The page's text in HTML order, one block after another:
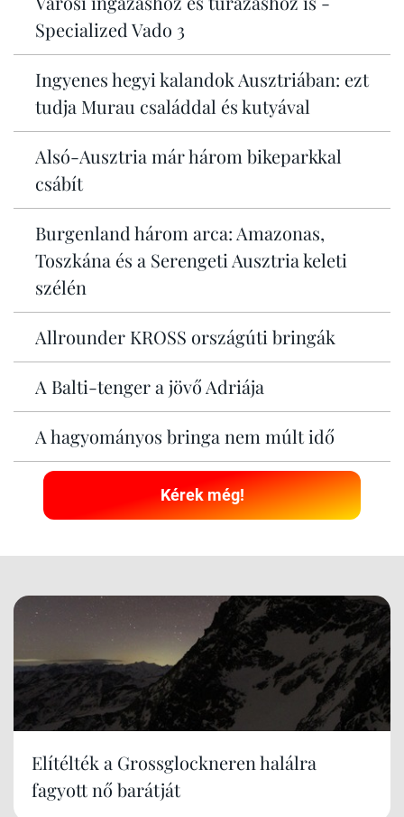
Specialized Vado 3
Ingyenes hegyi kalandok Ausztriában: ezt
tudja Murau családdal és kutyával
Alsó-Ausztria már három bikeparkkal
csábít
Burgenland három arca: Amazonas,
Toszkána és a Serengeti Ausztria keleti
szélén
Allrounder KROSS országúti bringák
A Balti-tenger a jövő Adriája
A hagyományos bringa nem múlt idő
Kérek még!
Elítélték a Grossglockneren halálra
fagyott nő barátját